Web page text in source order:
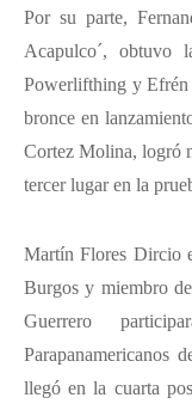
Por su parte,
Acapulco´, obtuvo
Powerlifthing y Efrén
bronce en
Cortez Molina, logró
tercer lugar en la
Martín Flores Dircio
Burgos y miembro
Guerrero
Parapanamericanos
llegó en la cuarta